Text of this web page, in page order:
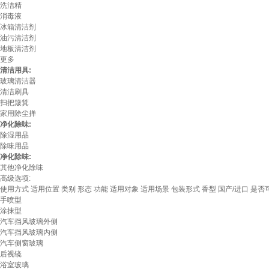
洗洁精
消毒液
冰箱清洁剂
油污清洁剂
地板清洁剂
更多
清洁用具:
玻璃清洁器
清洁刷具
扫把簸箕
家用除尘掸
净化除味:
除湿用品
除味用品
净化除味:
其他净化除味
高级选项:
使用方式 适用位置 类别 形态 功能 适用对象 适用场景 包装形式 香型 国产/进口 是否
手喷型
涂抹型
汽车挡风玻璃外侧
汽车挡风玻璃内侧
汽车侧窗玻璃
后视镜
浴室玻璃